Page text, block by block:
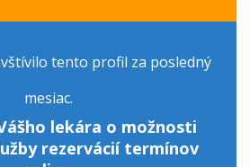
tento profil za posledný
mesiac.
lekára o možnosti
rezervácií termínov